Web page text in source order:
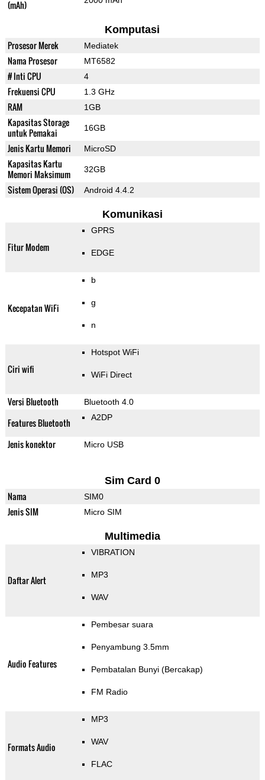
(mAh)
Komputasi
Prosesor Merek Mediatek
Nama Prosesor MT6582
# Inti CPU 4
Frekuensi CPU 1.3 GHz
RAM 1GB
Kapasitas Storage
untuk Pemakai
16GB
Jenis Kartu Memori MicroSD
Kapasitas Kartu
Memori Maksimum
32GB
Sistem Operasi (OS) Android 4.4.2
Komunikasi
Fitur Modem
GPRS
EDGE
Kecepatan WiFi
b
g
n
Ciri wifi
Hotspot WiFi
WiFi Direct
Versi Bluetooth Bluetooth 4.0
Features Bluetooth A2DP
Jenis konektor Micro USB
Sim Card 0
Nama SIM0
Jenis SIM Micro SIM
Multimedia
Daftar Alert
VIBRATION
MP3
WAV
Audio Features
Pembesar suara
Penyambung 3.5mm
Pembatalan Bunyi (Bercakap)
FM Radio
Formats Audio
MP3
WAV
FLAC